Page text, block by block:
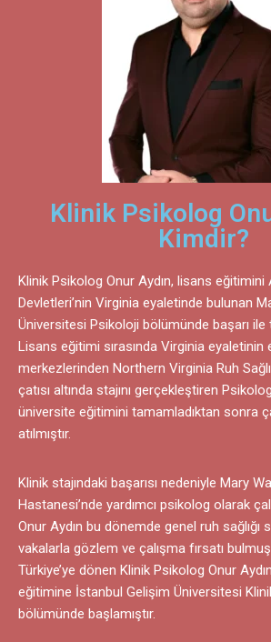
Klinik Psikolog
Kimdir?
Klinik Psikolog Onur Aydın, lisans
Devletleri’nin Virginia eyaletinde bulunan
Üniversitesi Psikoloji bölümünde başarı ile
Lisans eğitimi sırasında Virginia eyaletinin
merkezlerinden Northern Virginia Ruh
çatısı altında stajını gerçekleştiren
üniversite eğitimini tamamladıktan sonra
atılmıştır.
Klinik stajındaki başarısı nedeniyle Mary
Hastanesi’nde yardımcı psikolog olarak
Onur Aydın bu dönemde genel ruh sağlığı
vakalarla gözlem ve çalışma fırsatı
Türkiye’ye dönen Klinik Psikolog Onur
eğitimine İstanbul Gelişim Üniversitesi
bölümünde başlamıştır.